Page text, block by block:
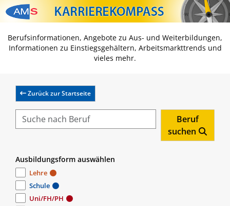
Zum Inhalt springen
Zum Navmenü springen
Zur Suche springen
Zur Footer springen
Berufsinformationen, Angebote zu Aus- und Weiterbildungen,
Informationen zu Einstiegsgehältern, Arbeitsmarkttrends und
vieles mehr.
Zurück zur Startseite
Beruf
suchen
Ausbildungsform auswählen
Lehre
Schule
Uni/FH/PH